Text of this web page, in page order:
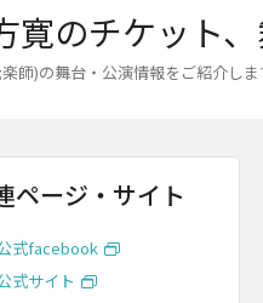
寛のチケット
師)の舞台・公演情報をご紹介し
ページ・サイト
式facebook
式サイト